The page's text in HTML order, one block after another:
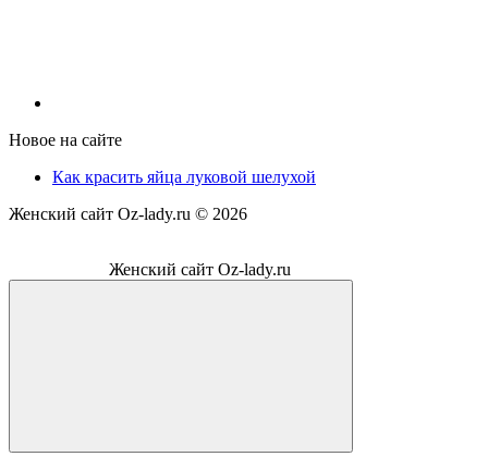
Новое на сайте
Как красить яйца луковой шелухой
Женский сайт Oz-lady.ru © 2026
Женский сайт Oz-lady.ru